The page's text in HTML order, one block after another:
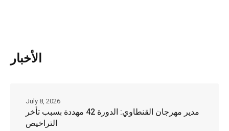
الأخبار
مدير مهرجان القنطاوي: الدورة 42 مهددة بسبب تأخر
التراخيص
July 8, 2026